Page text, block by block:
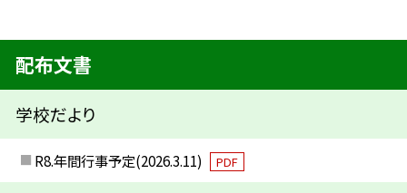
配布文書
学校だより
R8.年間行事予定(2026.3.11) PDF